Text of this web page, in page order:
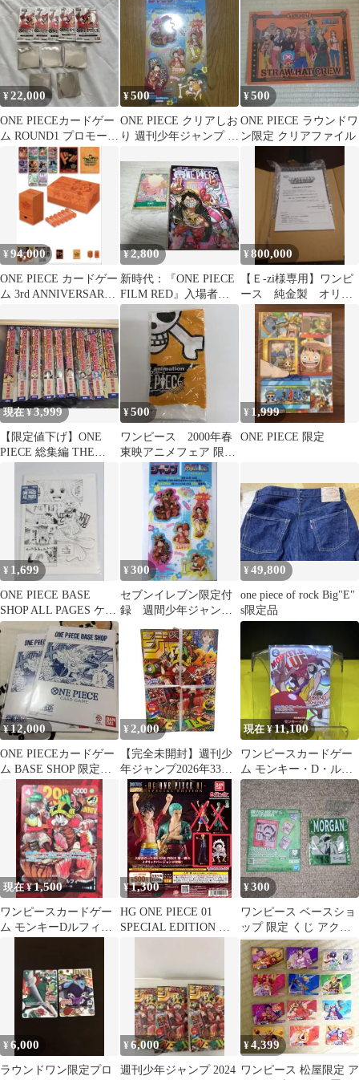
ドン 10枚セット
ッパー
¥22,000
ONE PIECEカードゲー
ム ROUND1 プロモーシ
ョンパック 5パック
¥500
ONE PIECE クリアしお
り 週刊少年ジャンプ セ
¥500
ONE PIECE ラウンドワ
ン限定 クリアファイル
¥94,000
ONE PIECE カードゲー
ム 3rd ANNIVERSARY
¥2,800
新時代：『ONE PIECE
FILM RED』入場者プ
レゼント アンコール
¥800,000
【Ｅ-zi様専用】ワンピ
ース 純金製 オリジ
ナルイラストプレー
ト 世界50個限定
現在 ¥3,999
【限定値下げ】ONE
PIECE 総集編 THE
ット
¥500
ワンピース 2000年春
東映アニメフェア 限定
バンダナ
¥ 1,999
ONE PIECE 限定
¥ 1,699
ONE PIECE BASE
SHOP ALL PAGES ケイ
ミー
¥300
セブンイレブン限定付
録 週間少年ジャンプ
37.38号 ワンピー
ス クリアしおり
¥49,800
one piece of rock Big"E"
s限定品
¥12,000
ONE PIECEカードゲー
ム BASE SHOP 限定カ
ードコレクション
¥ 2,000
【完全未開封】週刊少
年ジャンプ2026年33号
ONE PIEC ルフィ カー
ド
現在 ¥11,100
ワンピースカードゲー
ム モンキー・D・ルフ
ィ ラウンドワン プロモ
現在 ¥1,500
ワンピースカードゲー
ム モンキーDルフィ
¥1,300
HG ONE PIECE 01
SPECIAL EDITION フ
¥300
ワンピース ベースショ
ップ 限定 くじ アクリ
ル ブロック チャーム
モーガン
¥6,000
ラウンドワン限定プロ
¥6,000
週刊少年ジャンプ 2024
¥4,399
ワンピース 松屋限定 ア